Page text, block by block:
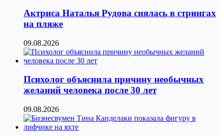
Актриса Наталья Рудова снялась в стрингах
на пляже
09.08.2026
Психолог объяснила причину необычных
желаний человека после 30 лет
09.08.2026